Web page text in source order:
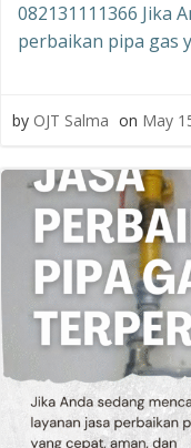
082131111366 Jika
perbaikan pipa gas
by OJT Salma on May